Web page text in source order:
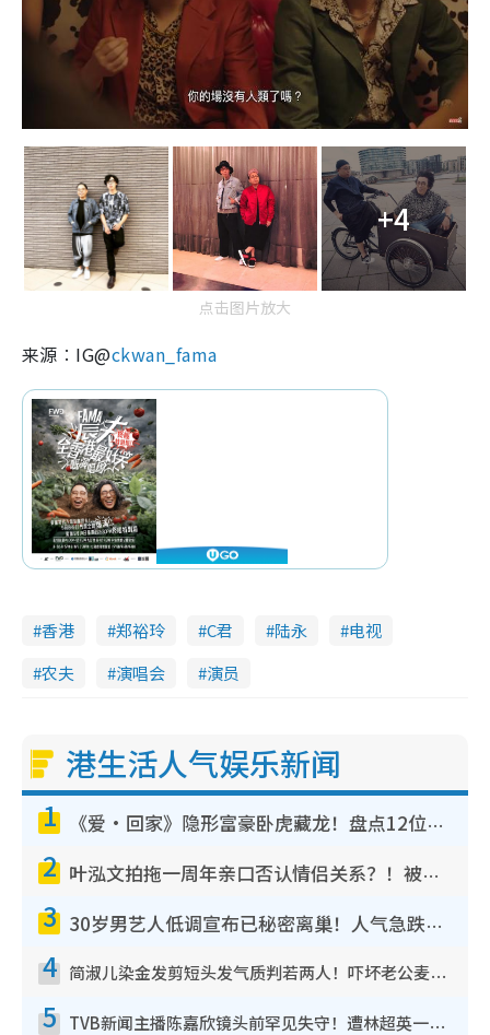
+4
点击图片放大
来源︰IG@ckwan_fama
香港 郑裕玲 C君 陆永
电视
农夫
演唱会 演员
港生活人气娱乐新闻
1 《爱·回家》隐形富豪卧虎藏龙！盘点12位财气逼人的有钱艺人：这位美女3亿身家不愁做
2 叶泓文拍拖一周年亲口否认情侣关系？！被质疑感情造假竟称GM“普通同事”
3 30岁男艺人低调宣布已秘密离巢！人气急跌变失踪人口：“这几年过得并不容易”
4 简淑儿染金发剪短头发气质判若两人！吓坏老公麦大力都认不出：“你做什么？”
5 TVB新闻主播陈嘉欣镜头前罕见失守！遭林超英一句话突袭吓坏当场大笑